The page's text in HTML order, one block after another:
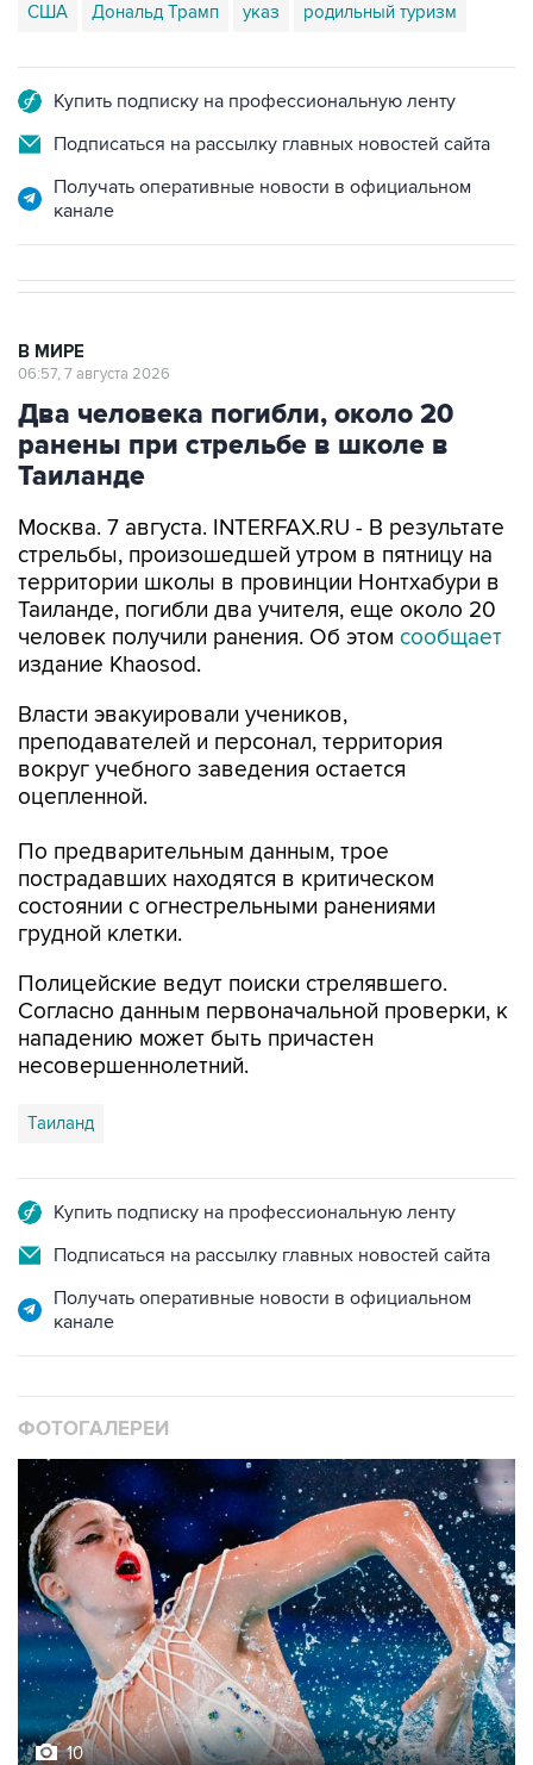
США Дональд Трамп указ родильный туризм
Купить подписку на профессиональную ленту
Подписаться на рассылку главных новостей сайта
Получать оперативные новости в официальном
канале
В МИРЕ
06:57, 7 августа 2026
Два человека погибли, около 20
ранены при стрельбе в школе в
Таиланде
Москва. 7 августа. INTERFAX.RU - В результате
стрельбы, произошедшей утром в пятницу на
территории школы в провинции Нонтхабури в
Таиланде, погибли два учителя, еще около 20
человек получили ранения. Об этом сообщает
издание Khaosod.
Власти эвакуировали учеников,
преподавателей и персонал, территория
вокруг учебного заведения остается
оцепленной.
По предварительным данным, трое
пострадавших находятся в критическом
состоянии с огнестрельными ранениями
грудной клетки.
Полицейские ведут поиски стрелявшего.
Согласно данным первоначальной проверки, к
нападению может быть причастен
несовершеннолетний.
Таиланд
Купить подписку на профессиональную ленту
Подписаться на рассылку главных новостей сайта
Получать оперативные новости в официальном
канале
ФОТОГАЛЕРЕИ
10